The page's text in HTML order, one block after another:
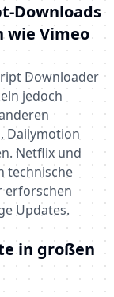
Downloads
wie Vimeo
Downloader
jedoch
Dailymotion
Netflix und
technische
erforschen
Updates.
in großen